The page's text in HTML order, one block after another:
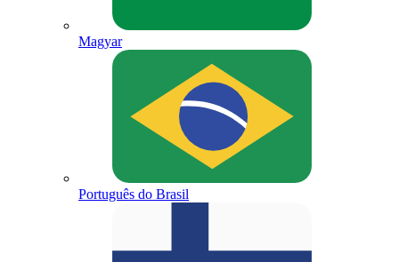
Magyar
Português do Brasil